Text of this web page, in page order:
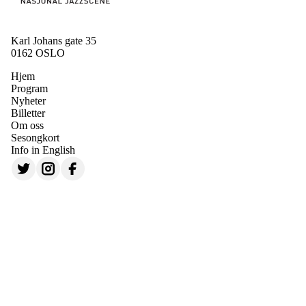
Karl Johans gate 35
0162 OSLO
Hjem
Program
Nyheter
Billetter
Om oss
Sesongkort
Info in English